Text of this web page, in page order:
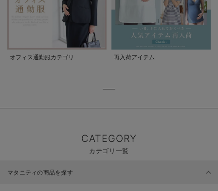
オフィス通勤服カテゴリ 再入荷アイテム
CATEGORY
カテゴリ一覧
マタニティの商品を探す